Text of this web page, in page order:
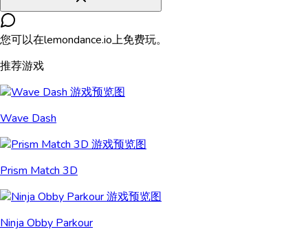
您可以在lemondance.io上免费玩。
推荐游戏
Wave Dash
Prism Match 3D
Ninja Obby Parkour